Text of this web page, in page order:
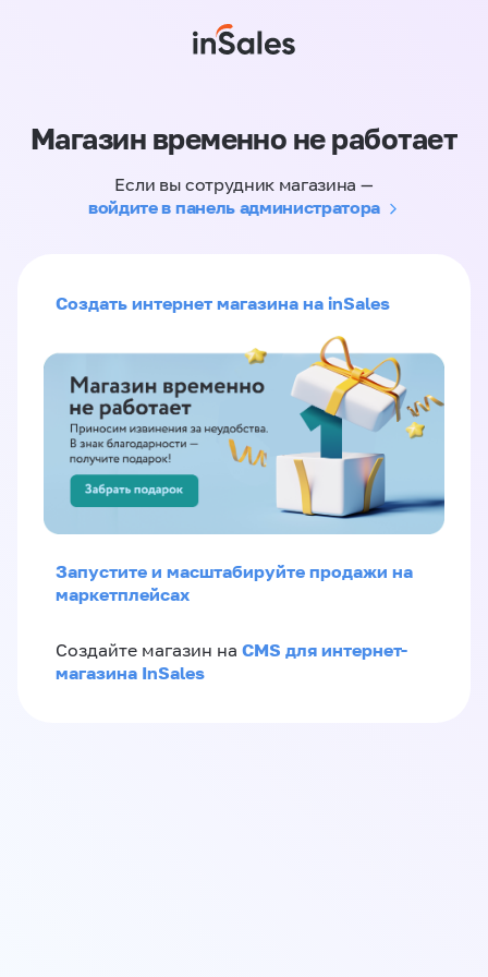
Магазин временно не работает
Если вы сотрудник магазина —
войдите в панель администратора
Создать интернет магазина на inSales
Запустите и масштабируйте продажи на
маркетплейсах
Создайте магазин на CMS для интернет-
магазина InSales